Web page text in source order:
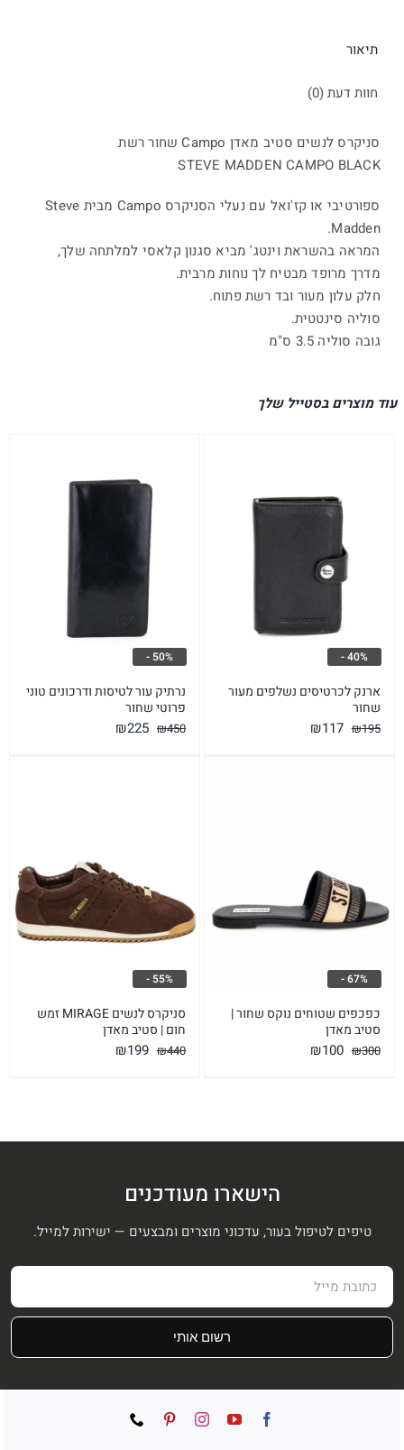
תיאור
חוות דעת (0)
סניקרס לנשים סטיב מאדן Campo שחור רשת
STEVE MADDEN CAMPO BLACK
ספורטיבי או קז'ואל עם נעלי הסניקרס Campo מבית Steve
Madden.
המראה בהשראת וינטג' מביא סגנון קלאסי למלתחה שלך,
מדרך מרופד מבטיח לך נוחות מרבית.
חלק עלון מעור ובד רשת פתוח.
סוליה סינטטית.
גובה סוליה 3.5 ס"מ
עוד מוצרים בסטייל שלך
ארנק לכרטיסים נשלפים מעור
שחור
₪195
המחיר
₪117
40% -
נרתיק עור לטיסות ודרכונים טוני
פרוטי שחור
₪450
המחיר
₪225
50% -
כפכפים שטוחים נוקס שחור |
סטיב מאדן
₪300
המחיר
₪100
67% -
סניקרס לנשים MIRAGE זמש
חום | סטיב מאדן
₪440
המחיר
₪199
55% -
הישארו מעודכנים
טיפים לטיפול בעור, עדכוני מוצרים ומבצעים — ישירות למייל.
רשום אותי